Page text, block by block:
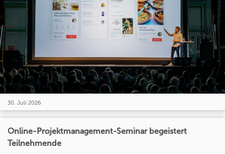
30. Juli 2026
Online-Projektmanagement-Seminar begeistert
Teilnehmende